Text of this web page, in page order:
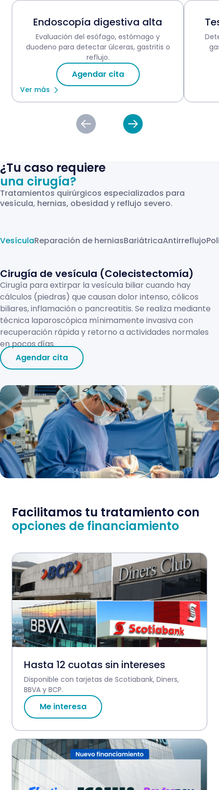
Endoscopía digestiva alta
Evaluación del esófago, estómago y
duodeno para detectar úlceras, gastritis o
reflujo.
Agendar cita
Ver más
¿Tu caso requiere
una cirugía?
Tratamientos quirúrgicos especializados para
vesícula, hernias, obesidad y reflujo severo.
VesículaReparación de herniasBariátricaAntirreflujo
Cirugía de vesícula (Colecistectomía)
Cirugía para extirpar la vesícula biliar cuando hay
cálculos (piedras) que causan dolor intenso, cólicos
biliares, inflamación o pancreatitis. Se realiza mediante
técnica laparoscópica mínimamente invasiva con
recuperación rápida y retorno a actividades normales
en pocos días.
Agendar cita
Facilitamos tu tratamiento con
opciones de financiamiento
Hasta 12 cuotas sin intereses
Disponible con tarjetas de Scotiabank, Diners,
BBVA y BCP.
Me interesa